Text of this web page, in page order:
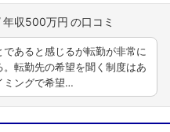
年収500万円
あると感じるが転勤が非常に
転勤先の希望を聞く制度はあ
ミングで希望…